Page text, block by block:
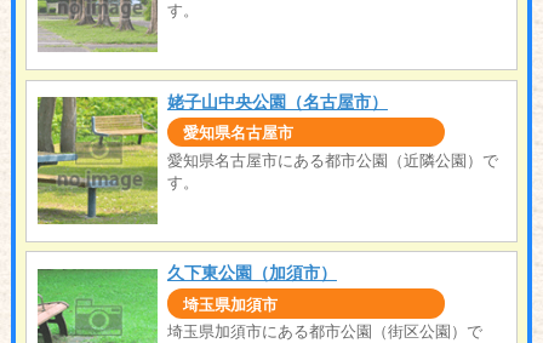
す。
姥子山中央公園（名古屋市）
愛知県名古屋市
愛知県名古屋市にある都市公園（近隣公園）で
す。
久下東公園（加須市）
埼玉県加須市
埼玉県加須市にある都市公園（街区公園）で